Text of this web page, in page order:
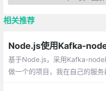
相关推荐
Node.js使用Kafka-
基于Node.js，采用Kafka-node
做一个的项目，我在自己的服